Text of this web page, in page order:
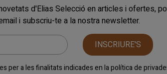
d'Elias Selecció en articles i ofertes,
i subscriu-te a la nostra newsletter.
INSCRIURE'S
per a les finalitats indicades en lapolítica de